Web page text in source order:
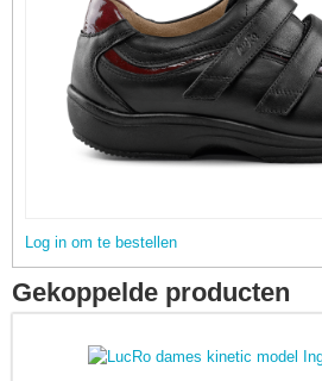
Log in om te bestellen
Gekoppelde producten